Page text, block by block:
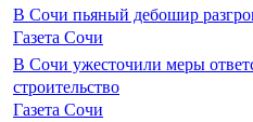
В Сочи пьяный дебошир
Газета Сочи
В Сочи ужесточили меры
строительство
Газета Сочи